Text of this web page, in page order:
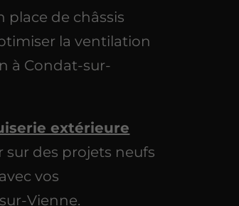
place de châssis
la ventilation
à Condat-sur-
extérieure
des projets neufs
vos
Vienne.